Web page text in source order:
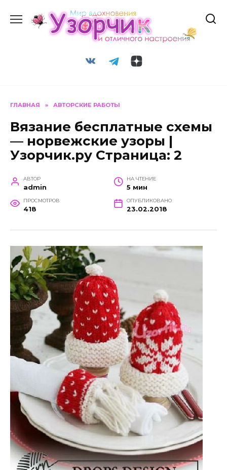
содержанию
ГЛАВНАЯ » АВТОРСКИЕ РАБОТЫ
Вязание бесплатные схемы
— норвежские узоры |
Узорчик.ру Страница: 2
АВТОР
admin
НА ЧТЕНИЕ
5 мин
ПРОСМОТРОВ
418
ОПУБЛИКОВАНО
23.02.2018